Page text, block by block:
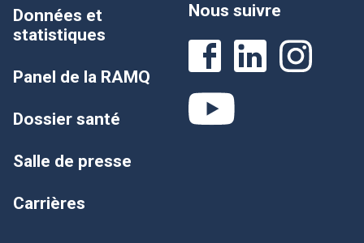
Données et
statistiques
Panel de la RAMQ
Dossier santé
Salle de presse
Carrières
Nous suivre